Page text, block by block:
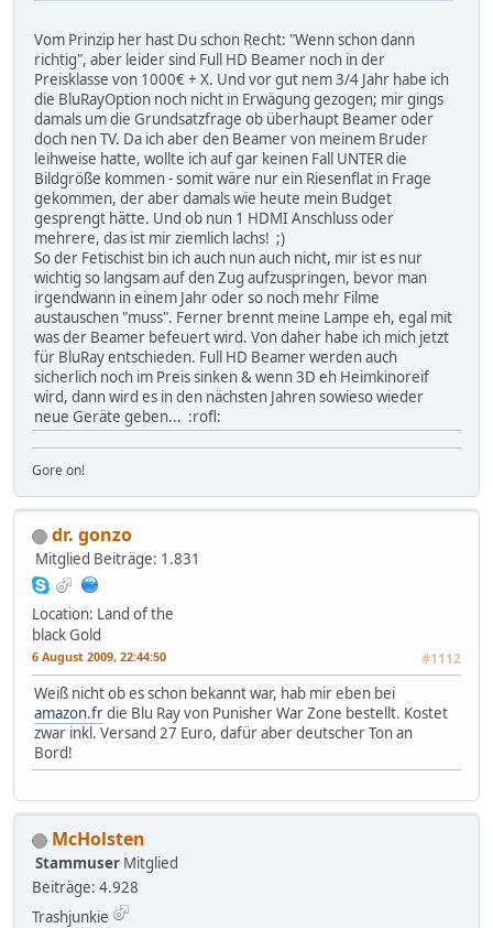
Vom Prinzip her hast Du schon Recht: "Wenn schon dann
richtig", aber leider sind Full HD Beamer noch in der
Preisklasse von 1000€ + X. Und vor gut nem 3/4 Jahr habe ich
die BluRayOption noch nicht in Erwägung gezogen; mir gings
damals um die Grundsatzfrage ob überhaupt Beamer oder
doch nen TV. Da ich aber den Beamer von meinem Bruder
leihweise hatte, wollte ich auf gar keinen Fall UNTER die
Bildgröße kommen - somit wäre nur ein Riesenflat in Frage
gekommen, der aber damals wie heute mein Budget
gesprengt hätte. Und ob nun 1 HDMI Anschluss oder
mehrere, das ist mir ziemlich lachs! ;)
So der Fetischist bin ich auch nun auch nicht, mir ist es nur
wichtig so langsam auf den Zug aufzuspringen, bevor man
irgendwann in einem Jahr oder so noch mehr Filme
austauschen "muss". Ferner brennt meine Lampe eh, egal mit
was der Beamer befeuert wird. Von daher habe ich mich jetzt
für BluRay entschieden. Full HD Beamer werden auch
sicherlich noch im Preis sinken & wenn 3D eh Heimkinoreif
wird, dann wird es in den nächsten Jahren sowieso wieder
neue Geräte geben... :rofl:
Gore on!
dr. gonzo
Mitglied Beiträge: 1.831
Location: Land of the
black Gold
6 August 2009, 22:44:50 #1112
Weiß nicht ob es schon bekannt war, hab mir eben bei
amazon.frdie Blu Ray von Punisher War Zone bestellt. Kostet
zwar inkl. Versand 27 Euro, dafür aber deutscher Ton an
Bord!
McHolsten
Stammuser Mitglied
Beiträge: 4.928
Trashjunkie